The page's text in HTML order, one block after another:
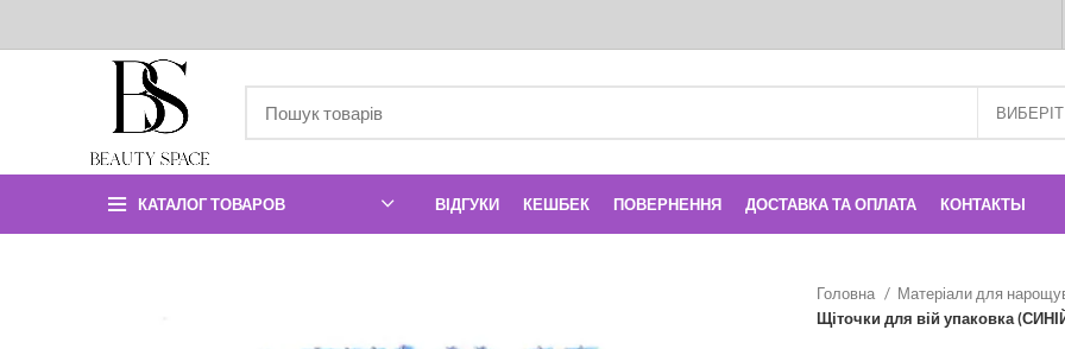
КАТАЛОГ ТОВАРОВ ВІДГУКИ КЕШБЕК ПОВЕРНЕННЯ ДОСТАВКА ТА ОПЛАТА КОНТАКТЫ
Головна
Матеріали для
Щіточки для вій упаковка